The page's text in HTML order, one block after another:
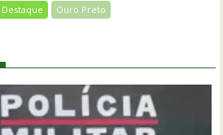
Destaque Ouro Preto